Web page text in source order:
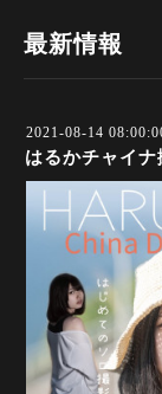
最新情報
2021-08-14
はるかチャイ